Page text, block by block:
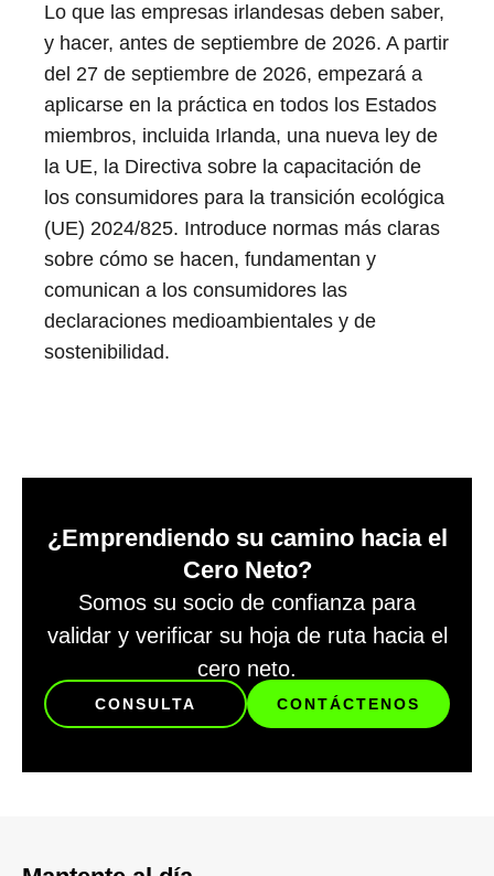
Lo que las empresas irlandesas deben saber,
y hacer, antes de septiembre de 2026. A partir
del 27 de septiembre de 2026, empezará a
aplicarse en la práctica en todos los Estados
miembros, incluida Irlanda, una nueva ley de
la UE, la Directiva sobre la capacitación de
los consumidores para la transición ecológica
(UE) 2024/825. Introduce normas más claras
sobre cómo se hacen, fundamentan y
comunican a los consumidores las
declaraciones medioambientales y de
sostenibilidad.
¿Emprendiendo su camino hacia el
Cero Neto?
Somos su socio de confianza para
validar y verificar su hoja de ruta hacia el
cero neto.
CONSULTA CONTÁCTENOS